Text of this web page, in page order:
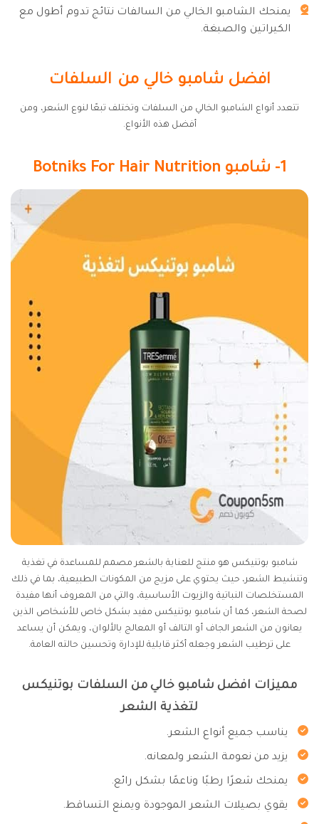
يمنحك الشامبو الخالي من السالفات نتائج تدوم أطول مع
الكيراتين والصبغة.
افضل شامبو خالي من السلفات
تتعدد أنواع الشامبو الخالي من السلفات وتختلف تبعًا لنوع الشعر، ومن
أفضل هذه الأنواع.
1- شامبو Botniks For Hair Nutrition
شامبو بوتنيكس هو منتج للعناية بالشعر مصمم للمساعدة في تغذية
وتنشيط الشعر، حيث يحتوي على مزيج من المكونات الطبيعية، بما في ذلك
المستخلصات النباتية والزيوت الأساسية، والتي من المعروف أنها مفيدة
لصحة الشعر، كما أن شامبو بوتنيكس مفيد بشكل خاص للأشخاص الذين
يعانون من الشعر الجاف أو التالف أو المعالج بالألوان، ويمكن أن يساعد
على ترطيب الشعر وجعله أكثر قابلية للإدارة وتحسين حالته العامة.
مميزات افضل شامبو خالي من السلفات بوتنيكس
لتغذية الشعر
يناسب جميع أنواع الشعر.
يزيد من نعومة الشعر ولمعانه.
يمنحك شعرًا رطبًا وناعمًا بشكل رائع.
يقوي بصيلات الشعر الموجودة ويمنع التساقط.